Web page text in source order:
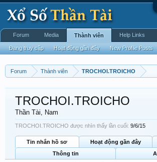
Forum Thành viên TROCHOI.TROICHO
TROCHOI.TROICHO
Thần Tài, Nam
TROCHOI.TROICHO được nhìn thấy lần cuối: 9/6/15
Tin nhắn hồ sơ Hoạt động gần đây
Thông tin
Forum Media Thành viên
Đang truy cập Hoạt động gần đây New Profile Posts
Help Links